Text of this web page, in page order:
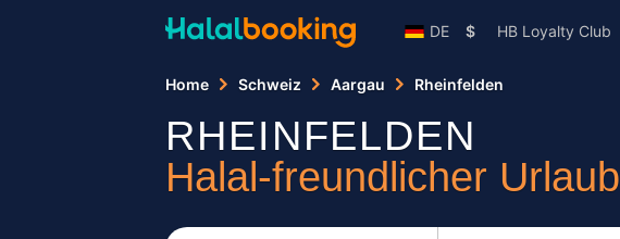
DE $ HB Loyalty Club
Home Schweiz Aargau Rheinfelden
RHEINFELDEN
Halal-freundlicher Urlaub